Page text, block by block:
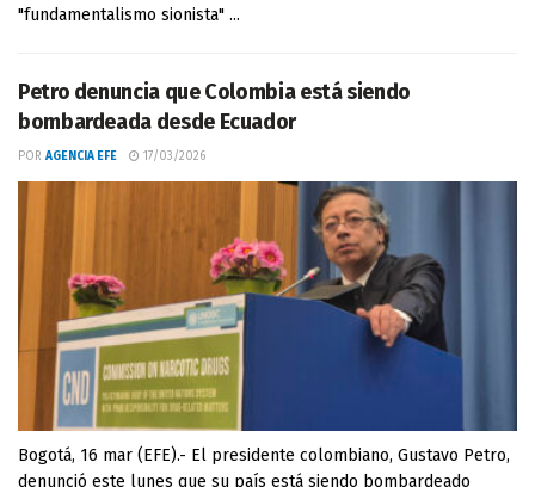
"fundamentalismo sionista" ...
Petro denuncia que Colombia está siendo
bombardeada desde Ecuador
POR AGENCIA EFE 17/03/2026
Bogotá, 16 mar (EFE).- El presidente colombiano, Gustavo Petro,
denunció este lunes que su país está siendo bombardeado